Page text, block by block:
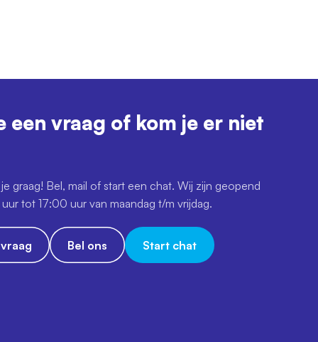
een vraag of kom je er niet
graag! Bel, mail of start een chat. Wij zijn geopend
tot 17:00 uur van maandag t/m vrijdag.
Bel ons Start chat